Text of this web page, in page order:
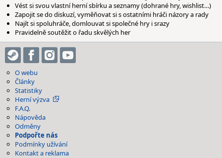
Vést si svou vlastní herní sbírku a seznamy (dohrané hry, wishlist…)
Zapojit se do diskuzí, vyměňovat si s ostatními hráči názory a rady
Najít si spoluhráče, domlouvat si společné hry i srazy
Pravidelně soutěžit o řadu skvělých her
O webu
Články
Statistiky
Herní výzva
F.A.Q.
Nápověda
Odměny
Podpořte nás
Podmínky užívání
Kontakt a reklama